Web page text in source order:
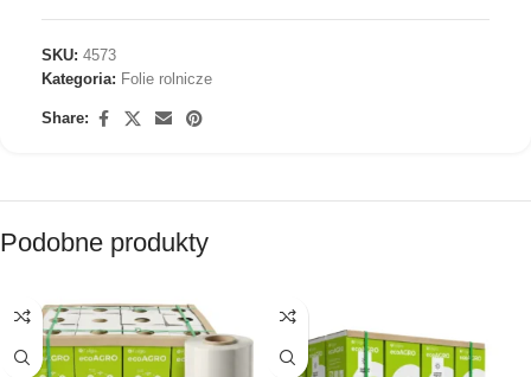
SKU: 4573
Kategoria: Folie rolnicze
Share:
Podobne produkty